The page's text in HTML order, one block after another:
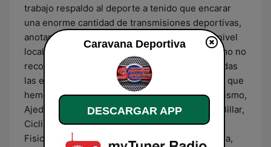
trabajo respaldo al deporte a tenido que encarar
una enorme cantidad de transmisiones deportivas,
anotamos con mucho orgullo nuestra tarea a nivel
local, nacional e internacional. A nivel local como no
recordar lo que fueron las transmisiones en todas
las especialidades deportivas por ello decimos que
hemos relatado campeonatos oficiales de Atletismo,
Ajedrez, Automovilismo, Basquetbol, Beisbol, Billar,
Ciclismo, Esgrima, Futbol de salón,
Fisicoculturismo, Gimnasia, Bicicrós, Halterofilia,
Caravana Deportiva
DESCARGAR APP